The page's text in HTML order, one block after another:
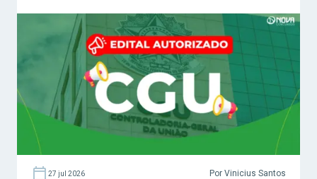
27 jul 2026 Por Vinicius Santos